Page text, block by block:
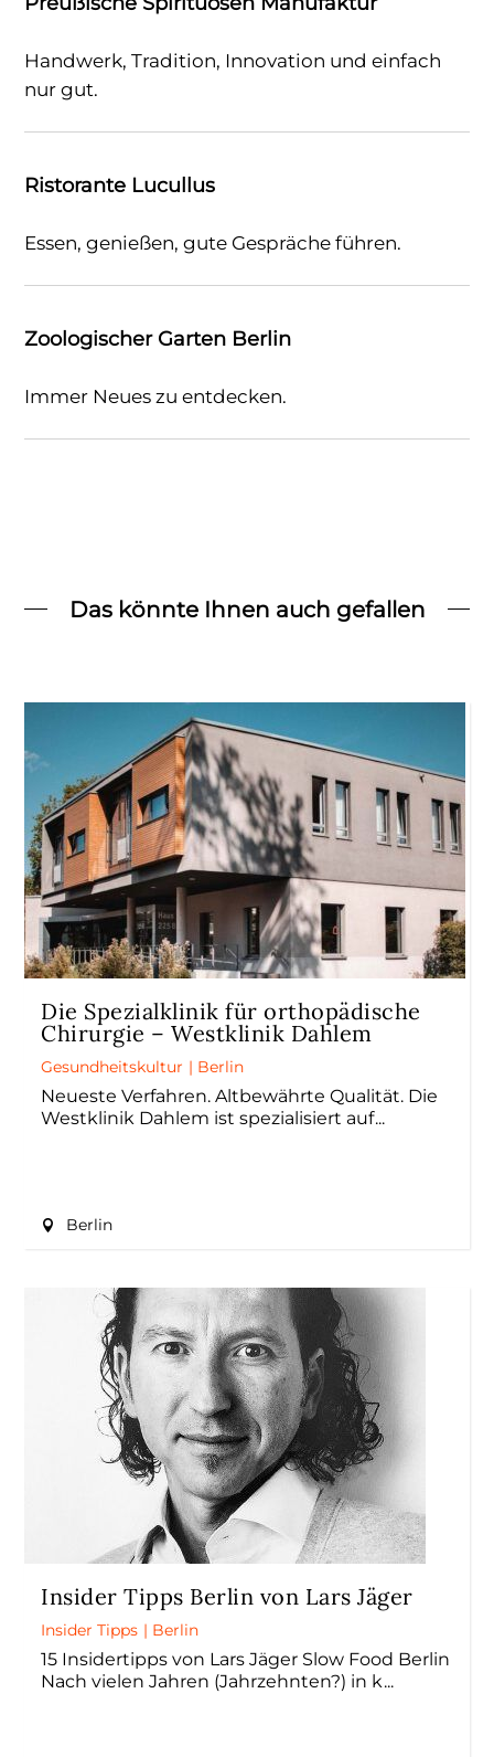
Handwerk, Tradition, Innovation und einfach
nur gut.
Ristorante Lucullus
Essen, genießen, gute Gespräche führen.
Zoologischer Garten Berlin
Immer Neues zu entdecken.
Das könnte Ihnen auch gefallen
Die Spezialklinik für orthopädische
Chirurgie – Westklinik Dahlem
Gesundheitskultur | Berlin
Neueste Verfahren. Altbewährte Qualität. Die
Westklinik Dahlem ist spezialisiert auf
Berlin
Insider Tipps Berlin von Lars Jäger
Insider Tipps | Berlin
15 Insidertipps von Lars Jäger Slow Food Berlin
Nach vielen Jahren (Jahrzehnten?) in k